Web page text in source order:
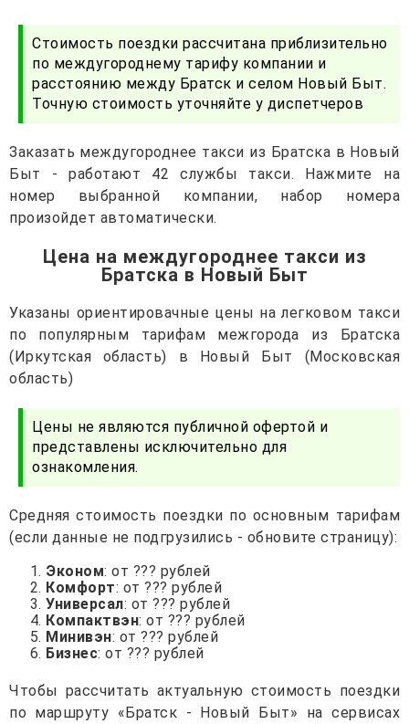
Стоимость поездки рассчитана приблизительно
по междугороднему тарифу компании и
расстоянию между Братск и селом Новый Быт.
Точную стоимость уточняйте у диспетчеров
Заказать междугороднее такси из Братска в Новый
Быт - работают 42 службы такси. Нажмите на
номер выбранной компании, набор номера
произойдет автоматически.
Цена на междугороднее такси из
Братска в Новый Быт
Указаны ориентировачные цены на легковом такси
по популярным тарифам межгорода из Братска
(Иркутская область) в Новый Быт (Московская
область)
Цены не являются публичной офертой и
представлены исключительно для
ознакомления.
Средняя стоимость поездки по основным тарифам
(если данные не подгрузились - обновите страницу):
Эконом: от ??? рублей
Комфорт: от ??? рублей
Универсал: от ??? рублей
Компактвэн: от ??? рублей
Минивэн: от ??? рублей
Бизнес: от ??? рублей
Чтобы рассчитать актуальную стоимость поездки
по маршруту «Братск - Новый Быт» на сервисах